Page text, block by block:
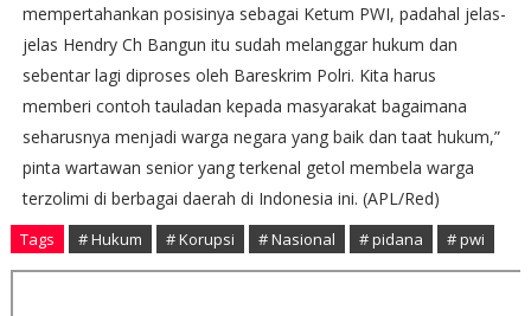
mempertahankan posisinya sebagai Ketum PWI, padahal jelas-
jelas Hendry Ch Bangun itu sudah melanggar hukum dan
sebentar lagi diproses oleh Bareskrim Polri. Kita harus
memberi contoh tauladan kepada masyarakat bagaimana
seharusnya menjadi warga negara yang baik dan taat hukum,”
pinta wartawan senior yang terkenal getol membela warga
terzolimi di berbagai daerah di Indonesia ini. (APL/Red)
Tags # Hukum # Korupsi # Nasional # pidana # pwi